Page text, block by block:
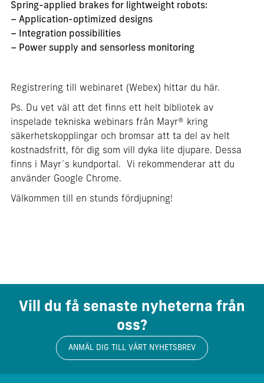
Spring-applied brakes for lightweight robots:
– Application-optimized designs
– Integration possibilities
– Power supply and sensorless monitoring
Registrering till webinaret (Webex) hittar du här.
Ps. Du vet väl att det finns ett helt bibliotek av
inspelade tekniska webinars från Mayr® kring
säkerhetskopplingar och bromsar att ta del av helt
kostnadsfritt, för dig som vill dyka lite djupare. Dessa
finns i Mayr´s kundportal. Vi rekommenderar att du
använder Google Chrome.
Välkommen till en stunds fördjupning!
Vill du få senaste nyheterna från
oss?
ANMÄL DIG TILL VÅRT NYHETSBREV